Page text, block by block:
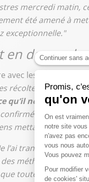
mercredi matin,
été amené à
exceptionnelle."
danger la
avec les arboriculteurs
récoltes, il nous
qu’il nous avait dit.
Cette
mettant en danger
l’ai transmise au
méthodes en
toutes les